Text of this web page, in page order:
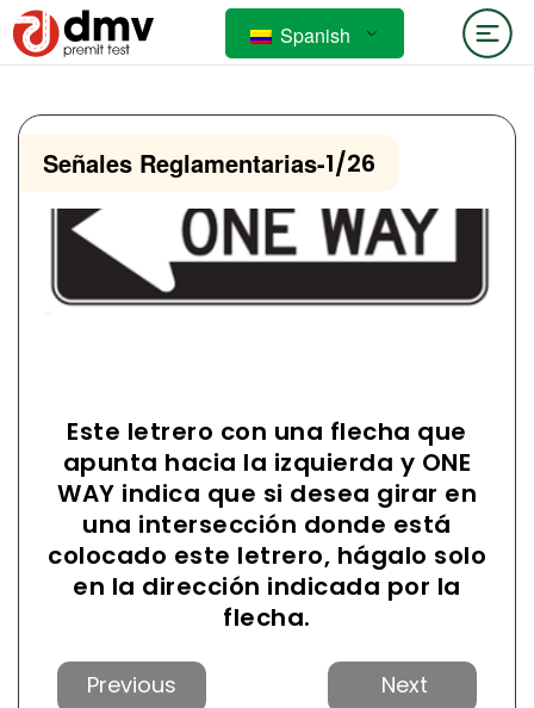
Spanish
Señales Reglamentarias-1/26
Este letrero con una flecha que
apunta hacia la izquierda y ONE
WAY indica que si desea girar en
una intersección donde está
colocado este letrero, hágalo solo
en la dirección indicada por la
flecha.
Anterior